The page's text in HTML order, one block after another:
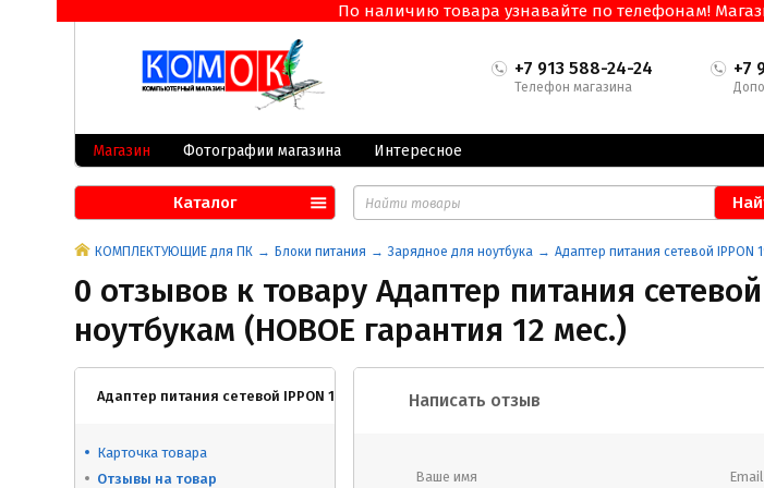
По наличию товара узнавайте по телефонам!
+7 913 588-24-24
Телефон магазина
+7
Магазин Фотографии магазина Интересное
Каталог
КОМПЛЕКТУЮЩИЕ для ПК Блоки питания Зарядное для ноутбука Адаптер питания сетевой IPPON
0 отзывов к товару Адаптер питания
ноутбукам (НОВОЕ гарантия 12 мес.)
Адаптер питания сетевой IPPON 19v 90w подходит ко всем ноутбукам (НОВОЕ гарантия 12 мес.)
Карточка товара
Отзывы на товар
Написать отзыв
Ваше имя Email